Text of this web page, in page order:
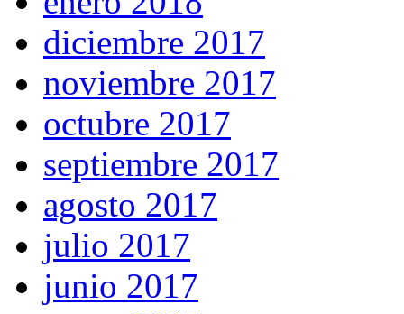
diciembre 2017
noviembre 2017
octubre 2017
septiembre 2017
agosto 2017
julio 2017
junio 2017